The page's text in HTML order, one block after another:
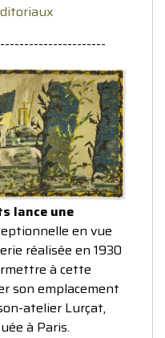
lance une
en vue
réalisée en 1930
à cette
son emplacement
atelier Lurçat,
à Paris.